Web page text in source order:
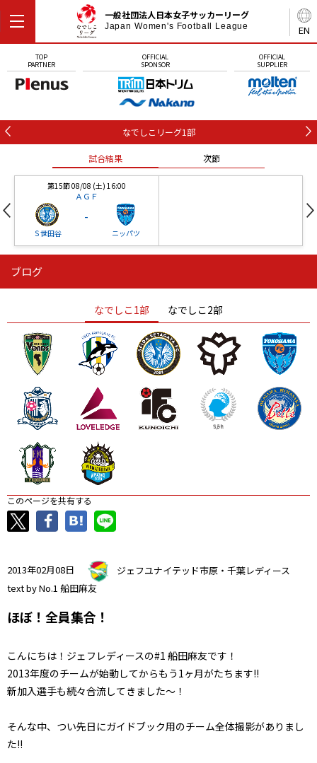
EN
一般社団法人日本女子サッカーリーグ
Japan Women's Football League
TOP
PARTNER
OFFICIAL
SPONSOR
OFFICIAL
SUPPLIER
なでしこリーグ1部
試合結果 次節
第15節 08/08 (土) 16:00
ＡＧＦ
Ｓ世田谷
-
ニッパツ
ニッパツ
ニッパツ 名古屋
石人の星
静岡 愛媛Ｌ
ブログ
なでしこ1部 なでしこ2部
このページを共有する
2013年02月08日
ジェフユナイテッド市原・千葉レディース
text by No.1 船田麻友
ほぼ！全員集合！
こんにちは！ジェフレディースの#1 船田麻友です！
2013年度のチームが始動してからもう1ヶ月がたちます!!
新加入選手も続々合流してきました～！
そんな中、つい先日にガイドブック用のチーム全体撮影がありまし
た!!